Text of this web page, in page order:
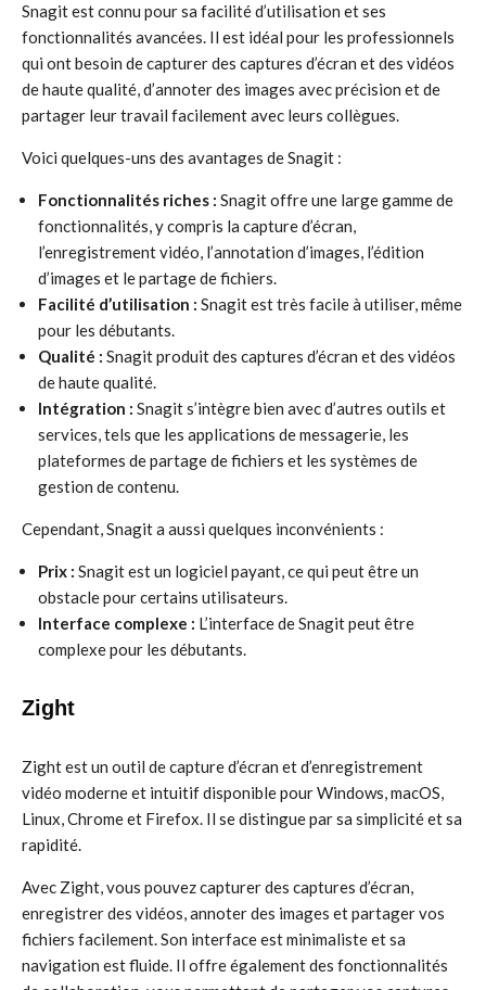
Snagit est connu pour sa facilité d’utilisation et ses
fonctionnalités avancées. Il est idéal pour les professionnels
qui ont besoin de capturer des captures d’écran et des vidéos
de haute qualité, d’annoter des images avec précision et de
partager leur travail facilement avec leurs collègues.
Voici quelques-uns des avantages de Snagit :
Fonctionnalités riches : Snagit offre une large gamme de
fonctionnalités, y compris la capture d’écran,
l’enregistrement vidéo, l’annotation d’images, l’édition
d’images et le partage de fichiers.
Facilité d’utilisation : Snagit est très facile à utiliser, même
pour les débutants.
Qualité : Snagit produit des captures d’écran et des vidéos
de haute qualité.
Intégration : Snagit s’intègre bien avec d’autres outils et
services, tels que les applications de messagerie, les
plateformes de partage de fichiers et les systèmes de
gestion de contenu.
Cependant, Snagit a aussi quelques inconvénients :
Prix : Snagit est un logiciel payant, ce qui peut être un
obstacle pour certains utilisateurs.
Interface complexe : L’interface de Snagit peut être
complexe pour les débutants.
Zight
Zight est un outil de capture d’écran et d’enregistrement
vidéo moderne et intuitif disponible pour Windows, macOS,
Linux, Chrome et Firefox. Il se distingue par sa simplicité et sa
rapidité.
Avec Zight, vous pouvez capturer des captures d’écran,
enregistrer des vidéos, annoter des images et partager vos
fichiers facilement. Son interface est minimaliste et sa
navigation est fluide. Il offre également des fonctionnalités